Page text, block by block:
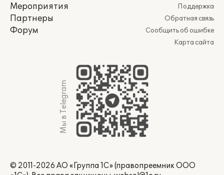
Мероприятия
Партнеры
Форум
Поддержка
Обратная связь
Сообщить об ошибке
Карта сайта
Мы в Telegram
© 2011-2026 АО «Группа 1С» (правопреемник ООО